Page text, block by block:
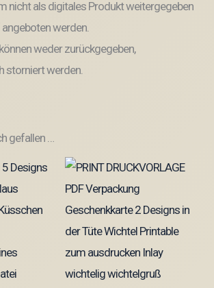
nicht als digitales Produkt weitergegeben
werden.
weder zurückgegeben,
storniert werden.
gefallen …